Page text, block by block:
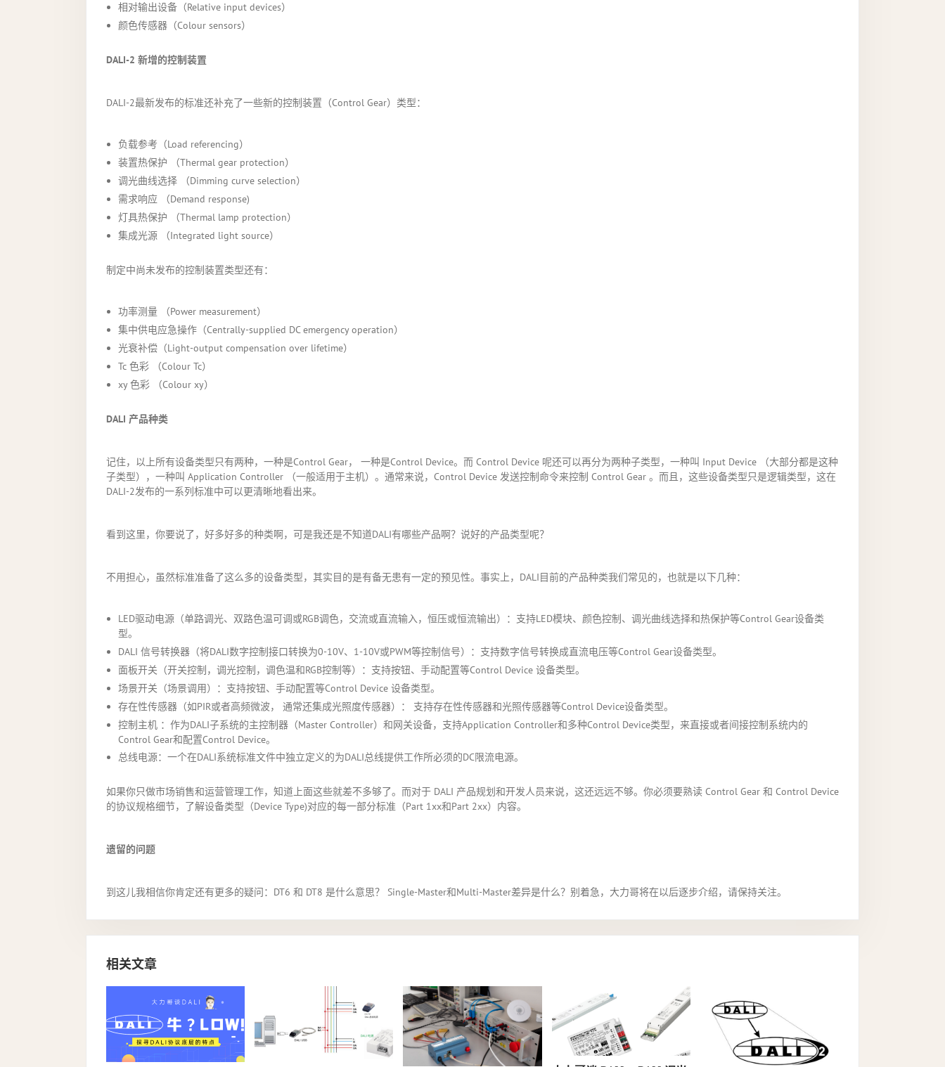
相对输出设备（Relative input devices）
颜色传感器（Colour sensors）
DALI-2 新增的控制装置
DALI-2最新发布的标准还补充了一些新的控制装置（Control Gear）类型：
负载参考（Load referencing）
装置热保护 （Thermal gear protection）
调光曲线选择 （Dimming curve selection）
需求响应 （Demand response)
灯具热保护 （Thermal lamp protection）
集成光源 （Integrated light source）
制定中尚未发布的控制装置类型还有：
功率测量 （Power measurement）
集中供电应急操作（Centrally-supplied DC emergency operation）
光衰补偿（Light-output compensation over lifetime）
Tc 色彩 （Colour Tc）
xy 色彩 （Colour xy）
DALI 产品种类
记住，以上所有设备类型只有两种，一种是Control Gear， 一种是Control Device。而 Control Device 呢还可以再分为两种子类型，一种叫 Input Device （大部分都是这种
子类型），一种叫 Application Controller （一般适用于主机）。通常来说，Control Device 发送控制命令来控制 Control Gear 。而且，这些设备类型只是逻辑类型，这在
DALI-2发布的一系列标准中可以更清晰地看出来。
看到这里，你要说了，好多好多的种类啊，可是我还是不知道DALI有哪些产品啊？说好的产品类型呢？
不用担心，虽然标准准备了这么多的设备类型，其实目的是有备无患有一定的预见性。事实上，DALI目前的产品种类我们常见的，也就是以下几种：
LED驱动电源（单路调光、双路色温可调或RGB调色，交流或直流输入，恒压或恒流输出）：支持LED模块、颜色控制、调光曲线选择和热保护等Control Gear设备类
型。
DALI 信号转换器（将DALI数字控制接口转换为0-10V、1-10V或PWM等控制信号）：支持数字信号转换成直流电压等Control Gear设备类型。
面板开关（开关控制，调光控制，调色温和RGB控制等）：支持按钮、手动配置等Control Device 设备类型。
场景开关（场景调用）：支持按钮、手动配置等Control Device 设备类型。
存在性传感器（如PIR或者高频微波， 通常还集成光照度传感器）： 支持存在性传感器和光照传感器等Control Device设备类型。
控制主机 ：作为DALI子系统的主控制器（Master Controller）和网关设备，支持Application Controller和多种Control Device类型，来直接或者间接控制系统内的
Control Gear和配置Control Device。
总线电源：一个在DALI系统标准文件中独立定义的为DALI总线提供工作所必须的DC限流电源。
如果你只做市场销售和运营管理工作，知道上面这些就差不多够了。而对于 DALI 产品规划和开发人员来说，这还远远不够。你必须要熟读 Control Gear 和 Control Device
的协议规格细节，了解设备类型（Device Type)对应的每一部分标准（Part 1xx和Part 2xx）内容。
遗留的问题
到这儿我相信你肯定还有更多的疑问：DT6 和 DT8 是什么意思？ Single-Master和Multi-Master差异是什么？别着急，大力哥将在以后逐步介绍，请保持关注。
相关文章